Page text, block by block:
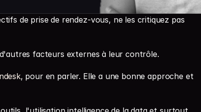
de prise de rendez-vous, ne les critiquez pas
facteurs externes à leur contrôle.
, pour en parler. Elle a une bonne approche et